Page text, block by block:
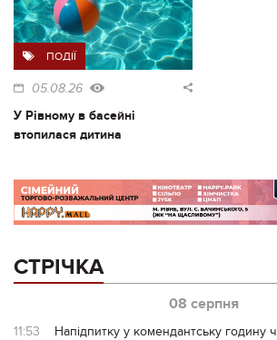
ПОДІЇ
05.08.26
У Рівному в басейні
втопилася дитина
СТРІЧКА
08 серпня
11:53
Напідпитку у комендантську годину